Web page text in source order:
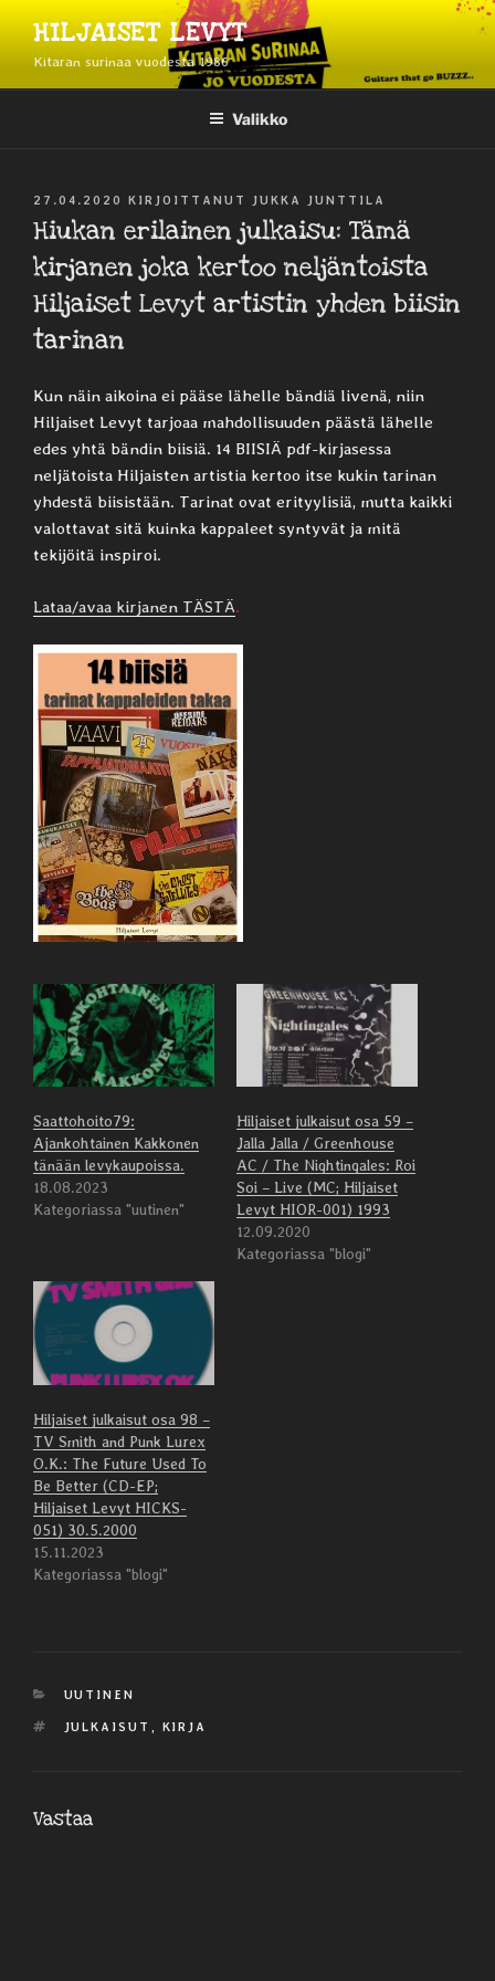
sisältöönHILJAISET LEVYT
Kitaran surinaa vuodesta 1986
Valikko
JULKAISTU
27.04.2020 KIRJOITTANUT JUKKA JUNTTILA
Hiukan erilainen julkaisu: Tämä
kirjanen joka kertoo neljäntoista
Hiljaiset Levyt artistin yhden biisin
tarinan
Kun näin aikoina ei pääse lähelle bändiä livenä, niin
Hiljaiset Levyt tarjoaa mahdollisuuden päästä lähelle
edes yhtä bändin biisiä. 14 BIISIÄ pdf-kirjasessa
neljätoista Hiljaisten artistia kertoo itse kukin tarinan
yhdestä biisistään. Tarinat ovat erityylisiä, mutta kaikki
valottavat sitä kuinka kappaleet syntyvät ja mitä
tekijöitä inspiroi.
Lataa/avaa kirjanen TÄSTÄ.
Saattohoito79:
Ajankohtainen Kakkonen
tänään levykaupoissa.
18.08.2023
Kategoriassa "uutinen"
Hiljaiset julkaisut osa 59 –
Jalla Jalla / Greenhouse
AC / The Nightingales: Roi
Soi – Live (MC; Hiljaiset
Levyt HIOR-001) 1993
12.09.2020
Kategoriassa "blogi"
Hiljaiset julkaisut osa 98 –
TV Smith and Punk Lurex
O.K.: The Future Used To
Be Better (CD-EP;
Hiljaiset Levyt HICKS-
051) 30.5.2000
15.11.2023
Kategoriassa "blogi"
KATEGORIAT
UUTINEN
AVAINSANAT
JULKAISUT , KIRJA
Vastaa